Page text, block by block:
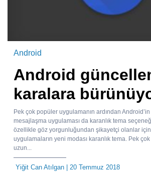
Android
Android
karalara
Pek çok popüler uygulamanın ardından Android’in
mesajlaşma uygulaması da karanlık tema
özellikle göz yorgunluğundan şikayetçi olanlar
uygulamaların yeni modası karanlık tema. Pek
uzun...
Yiğit Can Atılgan | 20 Temmuz 2018